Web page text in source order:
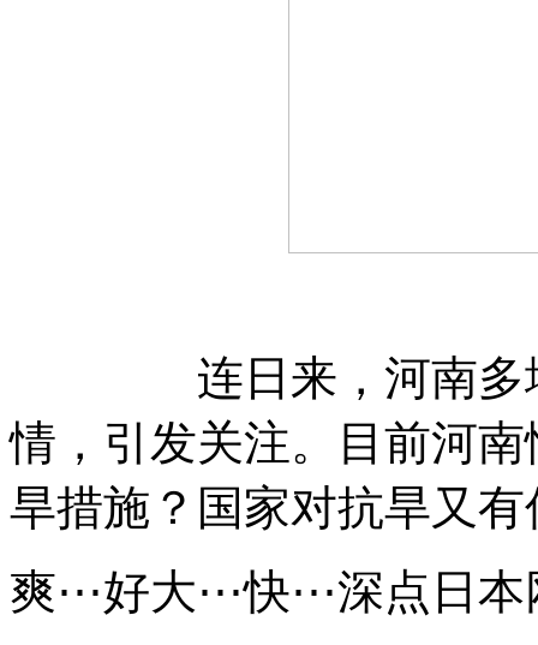
连日来，河南多地
情，引发关注。目前河
旱措施？国家对抗旱又
爽⋯好大⋯快⋯深点